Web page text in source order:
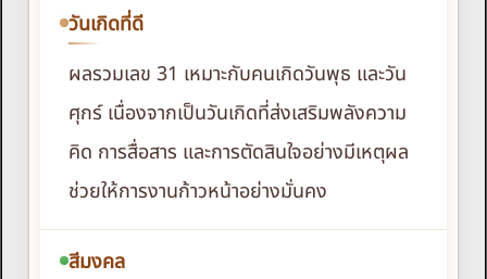
วันเกิดที่ดี
ผลรวมเลข 31 เหมาะกับคนเกิดวันพุธ และวัน
ศุกร์ เนื่องจากเป็นวันเกิดที่ส่งเสริมพลังความ
คิด การสื่อสาร และการตัดสินใจอย่างมีเหตุผล
ช่วยให้การงานก้าวหน้าอย่างมั่นคง
สีมงคล